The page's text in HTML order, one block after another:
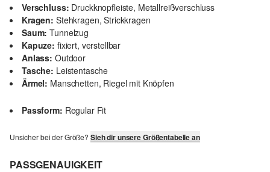
Verschluss: Druckknopfleiste, Metallreißverschluss
Kragen: Stehkragen, Strickkragen
Saum: Tunnelzug
Kapuze: fixiert, verstellbar
Anlass: Outdoor
Tasche: Leistentasche
Ärmel: Manschetten, Riegel mit Knöpfen
Passform: Regular Fit
Unsicher bei der Größe? Sieh dir unsere Größentabelle an
PASSGENAUIGKEIT